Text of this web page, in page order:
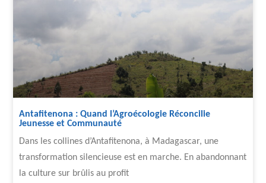
Antafitenona : Quand l’Agroécologie Réconcilie
Jeunesse et Communauté
Dans les collines d’Antafitenona, à Madagascar, une
transformation silencieuse est en marche. En abandonnant
la culture sur brûlis au profit